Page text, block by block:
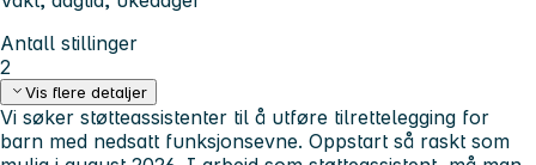
Antall stillinger
2
Vis flere detaljer
Vi søker støtteassistenter til å utføre tilrettelegging for
barn med nedsatt funksjonsevne. Oppstart så raskt som